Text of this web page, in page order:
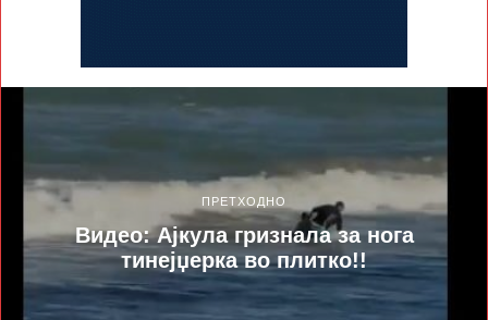
ПРЕТХОДНО
Видео: Ајкула гризнала за нога
тинејџерка во плитко!!